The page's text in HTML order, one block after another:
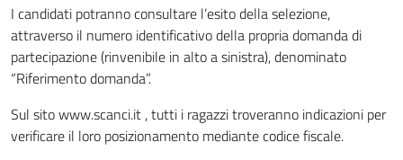
I candidati potranno consultare l’esito della selezione,
attraverso il numero identificativo della propria domanda di
partecipazione (rinvenibile in alto a sinistra), denominato
“Riferimento domanda”.
Sul sito www.scanci.it , tutti i ragazzi troveranno indicazioni per
verificare il loro posizionamento mediante codice fiscale.